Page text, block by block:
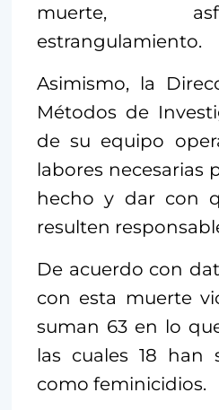
muerte,
estrangulamiento.
Asimismo, la
Métodos de
de su equipo
labores necesarias
hecho y dar con
resulten
De acuerdo con
con esta muerte
suman 63 en lo
las cuales 18 han
como feminicidios.